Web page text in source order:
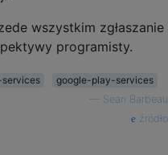
wszystkim zgłaszanie
programisty.
google-play-services
Sean Barbeau
źródło